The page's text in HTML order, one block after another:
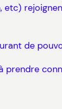
etc)
de
prendre